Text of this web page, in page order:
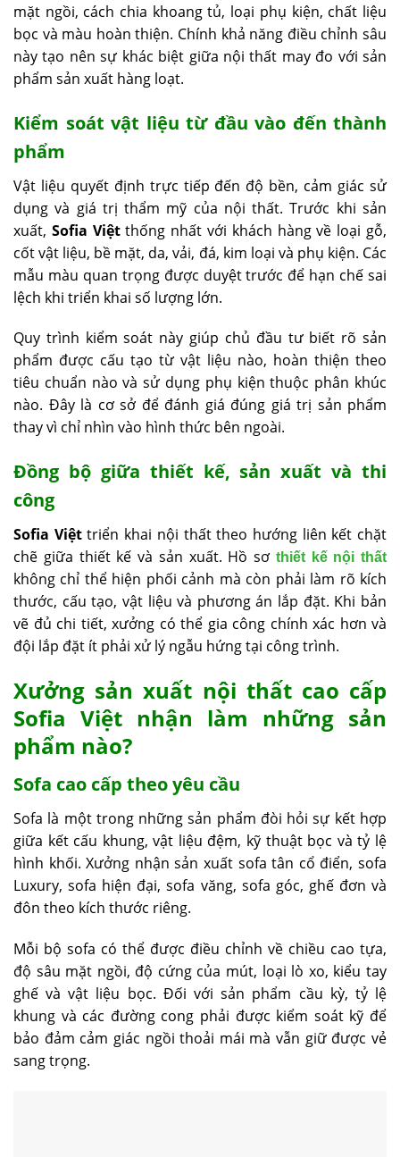
mặt ngồi, cách chia khoang tủ, loại phụ kiện, chất liệu
bọc và màu hoàn thiện. Chính khả năng điều chỉnh sâu
này tạo nên sự khác biệt giữa nội thất may đo với sản
phẩm sản xuất hàng loạt.
Kiểm soát vật liệu từ đầu vào đến thành
phẩm
Vật liệu quyết định trực tiếp đến độ bền, cảm giác sử
dụng và giá trị thẩm mỹ của nội thất. Trước khi sản
xuất, Sofia Việtthống nhất với khách hàng về loại gỗ,
cốt vật liệu, bề mặt, da, vải, đá, kim loại và phụ kiện. Các
mẫu màu quan trọng được duyệt trước để hạn chế sai
lệch khi triển khai số lượng lớn.
Quy trình kiểm soát này giúp chủ đầu tư biết rõ sản
phẩm được cấu tạo từ vật liệu nào, hoàn thiện theo
tiêu chuẩn nào và sử dụng phụ kiện thuộc phân khúc
nào. Đây là cơ sở để đánh giá đúng giá trị sản phẩm
thay vì chỉ nhìn vào hình thức bên ngoài.
Đồng bộ giữa thiết kế, sản xuất và thi
công
Sofia Việttriển khai nội thất theo hướng liên kết chặt
chẽ giữa thiết kế và sản xuất. Hồ sơ thiết kế nội thất
không chỉ thể hiện phối cảnh mà còn phải làm rõ kích
thước, cấu tạo, vật liệu và phương án lắp đặt. Khi bản
vẽ đủ chi tiết, xưởng có thể gia công chính xác hơn và
đội lắp đặt ít phải xử lý ngẫu hứng tại công trình.
Xưởng sản xuất nội thất cao cấp
Sofia Việt nhận làm những sản
phẩm nào?
Sofa cao cấp theo yêu cầu
Sofa là một trong những sản phẩm đòi hỏi sự kết hợp
giữa kết cấu khung, vật liệu đệm, kỹ thuật bọc và tỷ lệ
hình khối. Xưởng nhận sản xuất sofa tân cổ điển, sofa
Luxury, sofa hiện đại, sofa văng, sofa góc, ghế đơn và
đôn theo kích thước riêng.
Mỗi bộ sofa có thể được điều chỉnh về chiều cao tựa,
độ sâu mặt ngồi, độ cứng của mút, loại lò xo, kiểu tay
ghế và vật liệu bọc. Đối với sản phẩm cầu kỳ, tỷ lệ
khung và các đường cong phải được kiểm soát kỹ để
bảo đảm cảm giác ngồi thoải mái mà vẫn giữ được vẻ
sang trọng.